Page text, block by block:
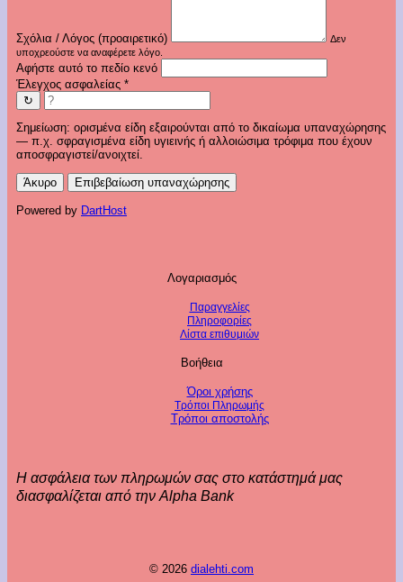
Σχόλια / Λόγος (προαιρετικό)
Δεν
υποχρεούστε να αναφέρετε λόγο.
Αφήστε αυτό το πεδίο κενό
Έλεγχος ασφαλείας *
↻
Σημείωση: ορισμένα είδη εξαιρούνται από το δικαίωμα υπαναχώρησης
— π.χ. σφραγισμένα είδη υγιεινής ή αλλοιώσιμα τρόφιμα που έχουν
αποσφραγιστεί/ανοιχτεί.
Άκυρο Επιβεβαίωση υπαναχώρησης
Powered by DartHost
Λογαριασμός
Παραγγελίες
Πληροφορίες
Λίστα επιθυμιών
Βοήθεια
Όροι χρήσης
Τρόποι Πληρωμής
Τρόποι αποστολής
Η ασφάλεια των πληρωμών σας στο κατάστημά μας
διασφαλίζεται από την Alpha Bank
© 2026 dialehti.com